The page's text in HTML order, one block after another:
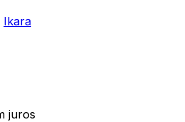
Ikara
juros